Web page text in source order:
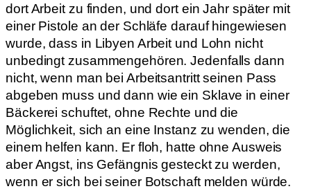
dort Arbeit zu finden, und dort ein Jahr später mit
einer Pistole an der Schläfe darauf hingewiesen
wurde, dass in Libyen Arbeit und Lohn nicht
unbedingt zusammengehören. Jedenfalls dann
nicht, wenn man bei Arbeitsantritt seinen Pass
abgeben muss und dann wie ein Sklave in einer
Bäckerei schuftet, ohne Rechte und die
Möglichkeit, sich an eine Instanz zu wenden, die
einem helfen kann. Er floh, hatte ohne Ausweis
aber Angst, ins Gefängnis gesteckt zu werden,
wenn er sich bei seiner Botschaft melden würde.